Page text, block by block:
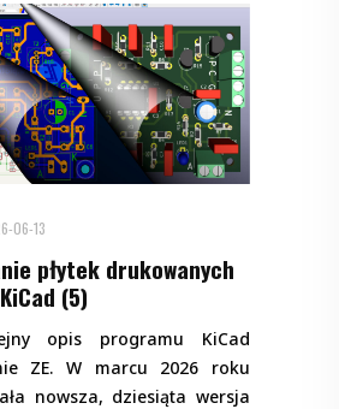
06-13
płytek drukowanych
(5)
opis programu KiCad
ZE. W marcu 2026 roku
nowsza, dziesiąta wersja